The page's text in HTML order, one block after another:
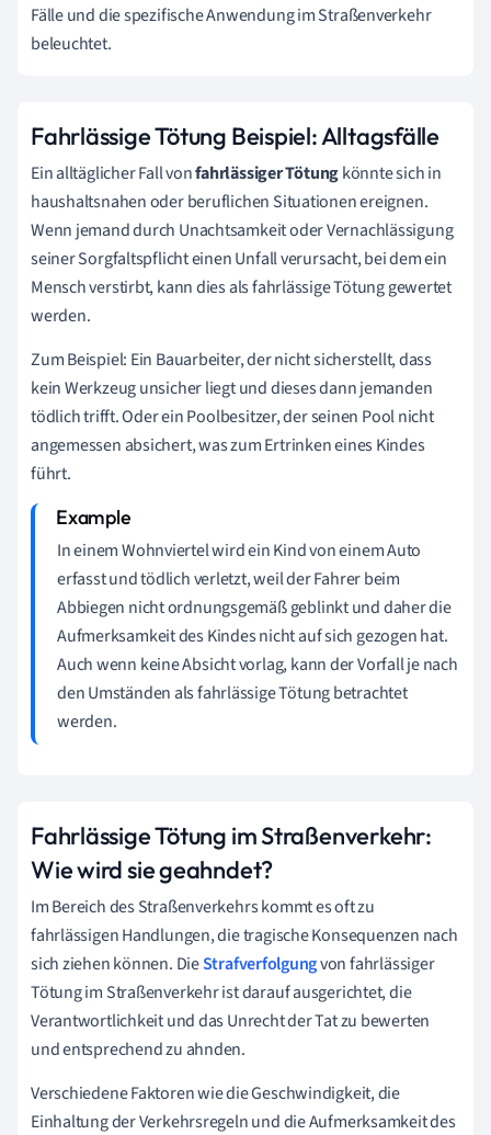
Fälle und die spezifische Anwendung im Straßenverkehr
beleuchtet.
Fahrlässige Tötung Beispiel: Alltagsfälle
Ein alltäglicher Fall vonfahrlässiger Tötungkönnte sich in
haushaltsnahen oder beruflichen Situationen ereignen.
Wenn jemand durch Unachtsamkeit oder Vernachlässigung
seiner Sorgfaltspflicht einen Unfall verursacht, bei dem ein
Mensch verstirbt, kann dies als fahrlässige Tötung gewertet
werden.
Zum Beispiel: Ein Bauarbeiter, der nicht sicherstellt, dass
kein Werkzeug unsicher liegt und dieses dann jemanden
tödlich trifft. Oder ein Poolbesitzer, der seinen Pool nicht
angemessen absichert, was zum Ertrinken eines Kindes
führt.
In einem Wohnviertel wird ein Kind von einem Auto
erfasst und tödlich verletzt, weil der Fahrer beim
Abbiegen nicht ordnungsgemäß geblinkt und daher die
Aufmerksamkeit des Kindes nicht auf sich gezogen hat.
Auch wenn keine Absicht vorlag, kann der Vorfall je nach
den Umständen als fahrlässige Tötung betrachtet
werden.
Fahrlässige Tötung im Straßenverkehr:
Wie wird sie geahndet?
Im Bereich des Straßenverkehrs kommt es oft zu
fahrlässigen Handlungen, die tragische Konsequenzen nach
sich ziehen können. DieStrafverfolgungvon fahrlässiger
Tötung im Straßenverkehr ist darauf ausgerichtet, die
Verantwortlichkeit und das Unrecht der Tat zu bewerten
und entsprechend zu ahnden.
Verschiedene Faktoren wie die Geschwindigkeit, die
Einhaltung der Verkehrsregeln und die Aufmerksamkeit des